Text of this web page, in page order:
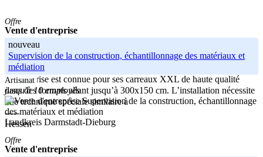
Offre
Vente d'entreprise
nouveau
Supervision de la construction, échantillonnage des matériaux et
médiation
L’entreprise est connue pour ses carreaux XXL de haute qualité
dans des formats allant jusqu’à 300x150 cm. L’installation nécessite
une technique spéciale similaire à
-----
Hessen
Artisanat
jusqu'à 10 employés
Landkreis Darmstadt-Dieburg
Offre
Vente d'entreprise